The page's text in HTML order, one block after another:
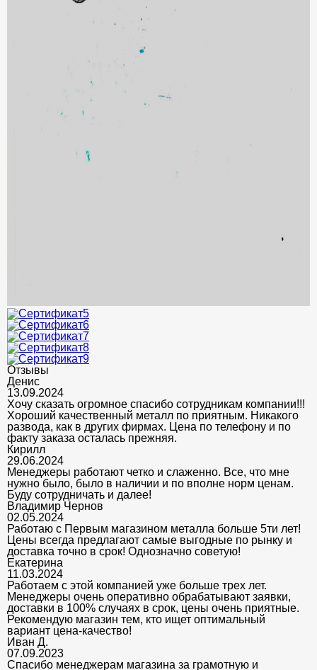
Отзывы
Денис
13.09.2024
Хочу сказать огромное спасибо сотрудникам компании!!!
Хороший качественный металл по приятным. Никакого
развода, как в других фирмах. Цена по телефону и по
факту заказа осталась прежняя.
Кирилл
29.06.2024
Менеджеры работают четко и слаженно. Все, что мне
нужно было, было в наличии и по вполне норм ценам.
Буду сотрудничать и далее!
Владимир Чернов
02.05.2024
Работаю с Первым магазином металла больше 5ти лет!
Цены всегда предлагают самые выгодные по рынку и
доставка точно в срок! Однозначно советую!
Екатерина
11.03.2024
Работаем с этой компанией уже больше трех лет.
Менеджеры очень оперативно обрабатывают заявки,
доставки в 100% случаях в срок, цены очень приятные.
Рекомендую магазин тем, кто ищет оптимальный
вариант цена-качество!
Иван Д.
07.09.2023
Спасибо менеджерам магазина за грамотную и